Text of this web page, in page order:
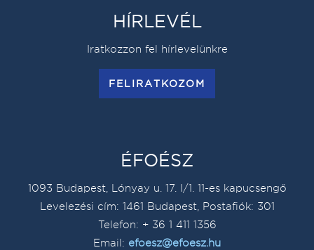
HÍRLEVÉL
Iratkozzon fel hírlevelünkre
FELIRATKOZOM
ÉFOÉSZ
1093 Budapest, Lónyay u. 17. I/1. 11-es kapucsengő
Levelezési cím: 1461 Budapest, Postafiók: 301
Telefon: + 36 1 411 1356
Email: efoesz@efoesz.hu